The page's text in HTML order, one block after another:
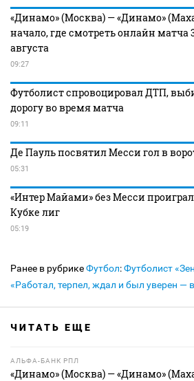
«Динамо» (Москва) — «Динамо»
начало, где смотреть онлайн матча
августа
09:27
Футболист спровоцировал ДТП,
дорогу во время матча
09:11
Де Пауль посвятил Месси гол в
05:31
«Интер Майами» без Месси
Кубке лиг
05:19
Ранее в рубрикеФутбол:Футболист
«Работал, терпел, ждал и был уверен —
ЧИТАТЬ ЕЩЕ
АЛЬФА-БАНК РПЛ
«Динамо» (Москва) — «Динамо»